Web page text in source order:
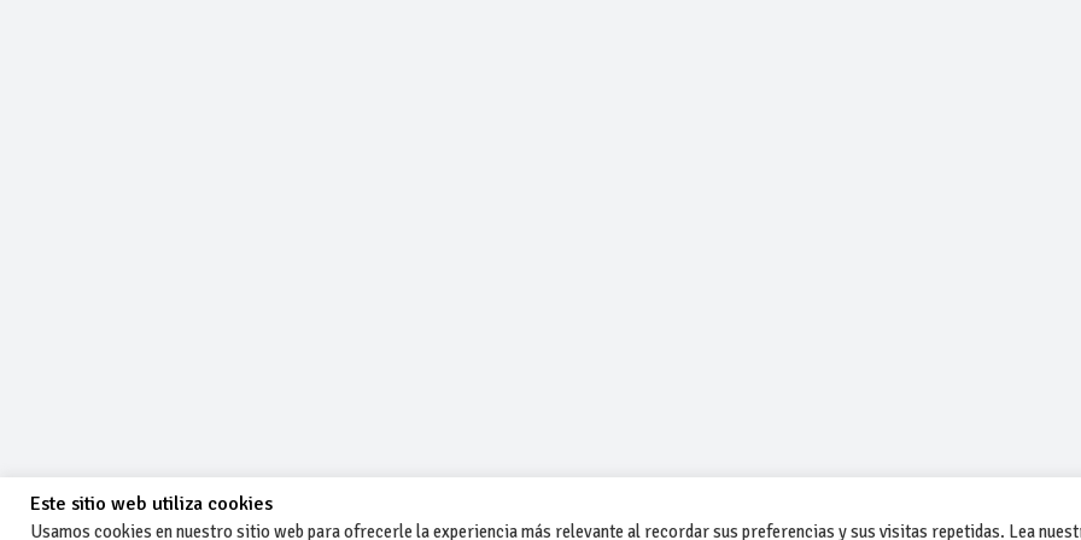
Este sitio web utiliza cookies
Usamos cookies en nuestro sitio web para ofrecerle la experiencia más relevante al recordar sus preferencias y sus visitas repetidas. Lea